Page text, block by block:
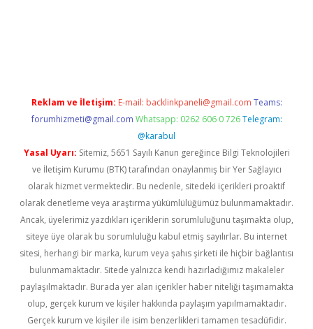
Reklam ve İletişim: E-mail: backlinkpaneli@gmail.com Teams:
forumhizmeti@gmail.com Whatsapp: 0262 606 0 726 Telegram:
@karabul
Yasal Uyarı: Sitemiz, 5651 Sayılı Kanun gereğince Bilgi Teknolojileri
ve İletişim Kurumu (BTK) tarafından onaylanmış bir Yer Sağlayıcı
olarak hizmet vermektedir. Bu nedenle, sitedeki içerikleri proaktif
olarak denetleme veya araştırma yükümlülüğümüz bulunmamaktadır.
Ancak, üyelerimiz yazdıkları içeriklerin sorumluluğunu taşımakta olup,
siteye üye olarak bu sorumluluğu kabul etmiş sayılırlar. Bu internet
sitesi, herhangi bir marka, kurum veya şahıs şirketi ile hiçbir bağlantısı
bulunmamaktadır. Sitede yalnızca kendi hazırladığımız makaleler
paylaşılmaktadır. Burada yer alan içerikler haber niteliği taşımamakta
olup, gerçek kurum ve kişiler hakkında paylaşım yapılmamaktadır.
Gerçek kurum ve kişiler ile isim benzerlikleri tamamen tesadüfidir.